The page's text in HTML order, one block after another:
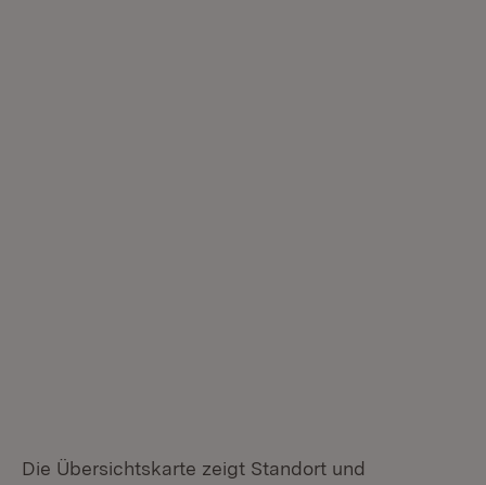
Die Übersichtskarte zeigt Standort und